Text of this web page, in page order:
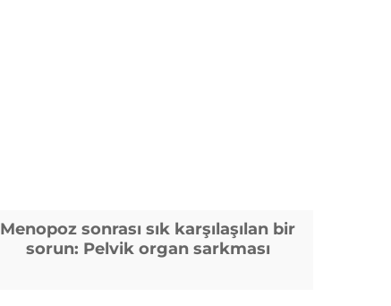
Menopoz sonrası sık karşılaşılan bir
sorun: Pelvik organ sarkması